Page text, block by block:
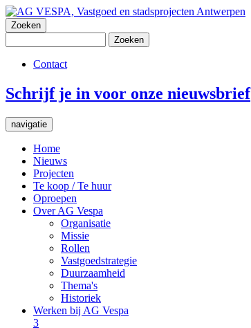
Zoeken
Contact
Schrijf je in voor onze nieuwsbrief
navigatie
Hoofdnavigatie
Home
Nieuws
Projecten
Te koop / Te huur
Oproepen
Over AG Vespa
Organisatie
Missie
Rollen
Vastgoedstrategie
Duurzaamheid
Thema's
Historiek
Werken bij AG Vespa
3